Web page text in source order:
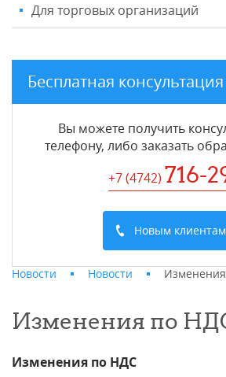
Для торговых организаций
Бесплатная консультация
Вы можете получить
телефону, либо заказать
+7 (4742) 716-
Новым клиентам
Новости Новости
Изменения по
Изменения по НДС